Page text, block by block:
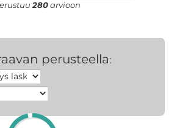
280arvioon
perusteella: